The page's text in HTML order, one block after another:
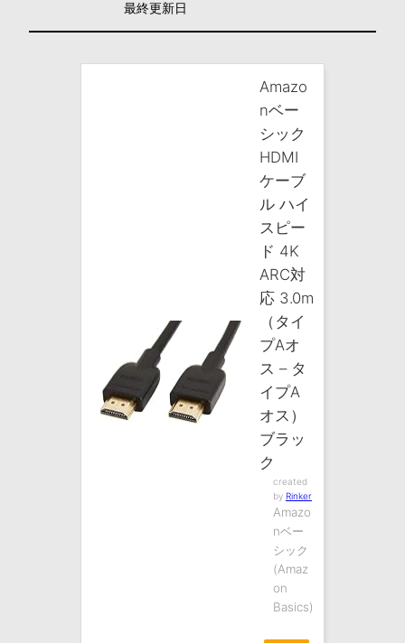
最終更新日
Amazo
nベー
シック
HDMI
ケーブ
ル ハイ
スピー
ド 4K
ARC対
応 3.0m
（タイ
プAオ
ス – タ
イプA
オス）
ブラッ
ク
created
by Rinker
Amazo
nベー
シック
(Amaz
on
Basics)